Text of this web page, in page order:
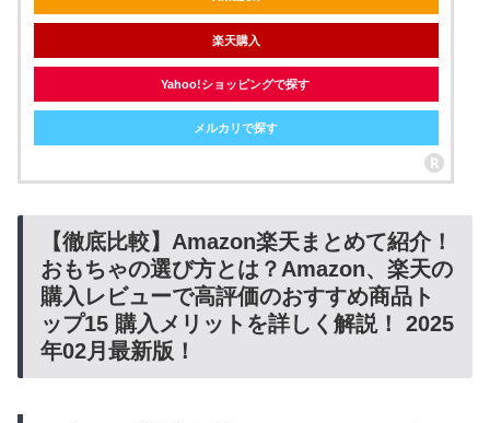
楽天購入
Yahoo!ショッピングで探す
メルカリで探す
【徹底比較】Amazon楽天まとめて紹介！
おもちゃの選び方とは？Amazon、楽天の
購入レビューで高評価のおすすめ商品ト
ップ15 購入メリットを詳しく解説！ 2025
年02月最新版！